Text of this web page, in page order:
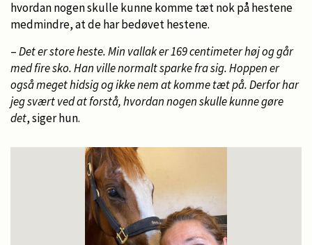
hvordan nogen skulle kunne komme tæt nok på hestene
medmindre, at de har bedøvet hestene.
–Det er store heste. Min vallak er 169 centimeter høj og går
med fire sko. Han ville normalt sparke fra sig. Hoppen er
også meget hidsig og ikke nem at komme tæt på. Derfor har
jeg svært ved at forstå, hvordan nogen skulle kunne gøre
det, siger hun.